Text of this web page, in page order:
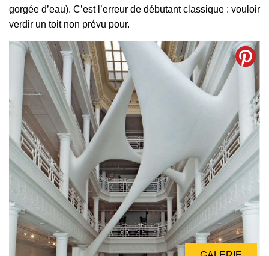
gorgée d’eau). C’est l’erreur de débutant classique : vouloir
verdir un toit non prévu pour.